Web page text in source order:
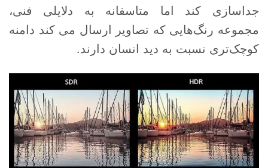
جداسازی کند اما متاسفانه به دلایلی فنی،
مجموعه رنگ‌هایی که تصاویر ارسال می کند دامنه
کوچک‌تری نسبت به دید انسان دارند.